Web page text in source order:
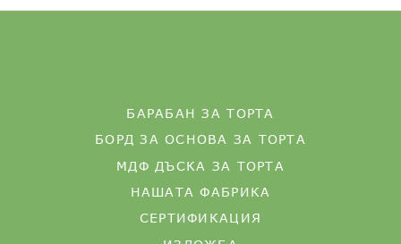
БАРАБАН ЗА ТОРТА
БОРД ЗА ОСНОВА ЗА ТОРТА
МДФ ДЪСКА ЗА ТОРТА
НАШАТА ФАБРИКА
СЕРТИФИКАЦИЯ